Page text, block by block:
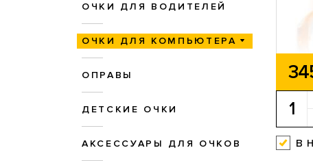
ОЧКИ ДЛЯ ВОДИТЕЛЕЙ
ОЧКИ ДЛЯ КОМПЬЮТЕРА
ОПРАВЫ
ДЕТСКИЕ ОЧКИ
АКСЕССУАРЫ ДЛЯ ОЧКОВ
в